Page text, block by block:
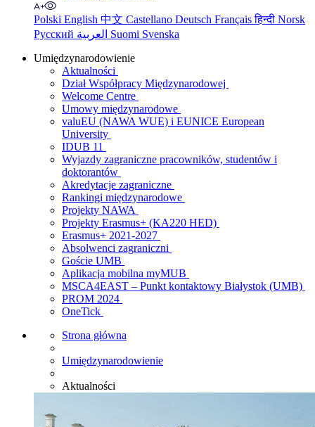
Polski English 中文 Castellano Deutsch Françaisहिन्दी Norsk
Русский
Suomi Svenska
Umiędzynarodowienie
Aktualności
Dział Współpracy Międzynarodowej
Welcome Centre
Umowy międzynarodowe
valuEU (NAWA WUE) i EUNICE European
University
IDUB 11
Wyjazdy zagraniczne pracowników, studentów i
doktorantów
Akredytacje zagraniczne
Rankingi międzynarodowe
Projekty NAWA
Projekty Erasmus+ (KA220 HED)
Erasmus+ 2021-2027
Absolwenci zagraniczni
Goście UMB
Aplikacja mobilna myMUB
MSCA4EAST – Punkt kontaktowy Białystok (UMB)
PROM 2024
OneTick
Strona główna
Umiędzynarodowienie
Aktualności